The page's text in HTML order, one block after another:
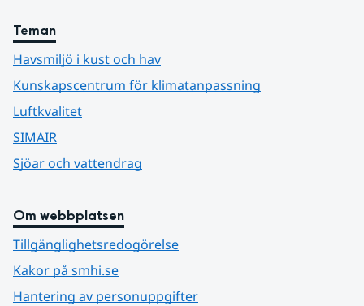
Teman
Havsmiljö i kust och hav
Kunskapscentrum för klimatanpassning
Luftkvalitet
SIMAIR
Sjöar och vattendrag
Om webbplatsen
Tillgänglighetsredogörelse
Kakor på smhi.se
Hantering av personuppgifter